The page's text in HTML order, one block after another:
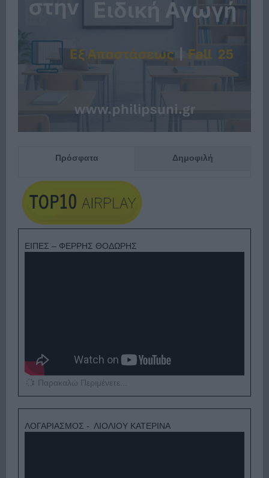
Πρόσφατα Δημοφιλή
ΕΙΠΕΣ – ΦΕΡΡΗΣ ΘΟΔΩΡΗΣ
Παρακαλώ Περιμένετε...
ΛΟΓΑΡΙΑΣΜΟΣ - ΛΙΟΛΙΟΥ ΚΑΤΕΡΙΝΑ